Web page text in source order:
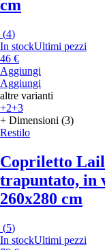
cm
(4)
In stockUltimi pezzi
46 €
Aggiungi
Aggiungi
altre varianti
+2+3
+ Dimensioni (3)
Restilo
Copriletto
trapuntato, in
260x280 cm
(5)
In stockUltimi pezzi